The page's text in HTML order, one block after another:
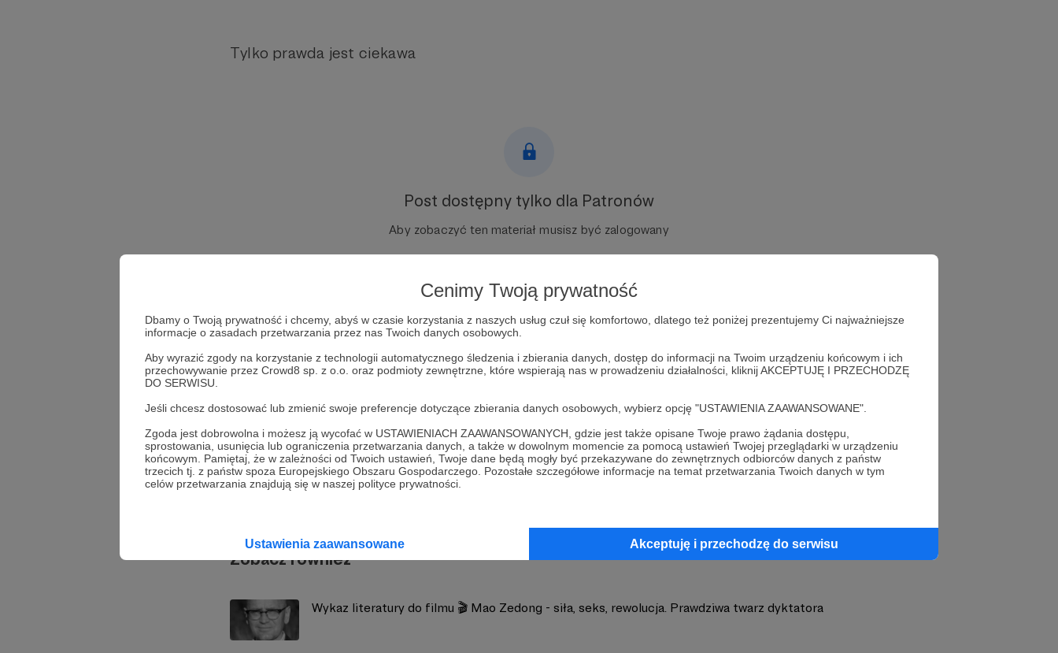
Cenimy Twoją prywatność
Dbamy o Twoją prywatność i chcemy, abyś w czasie korzystania z naszych usług czuł się komfortowo, dlatego też poniżej prezentujemy Ci najważniejsze
informacje o zasadach przetwarzania przez nas Twoich danych osobowych.
Aby wyrazić zgody na korzystanie z technologii automatycznego śledzenia i zbierania danych, dostęp do informacji na Twoim urządzeniu końcowym i ich
przechowywanie przez Crowd8 sp. z o.o. oraz podmioty zewnętrzne, które wspierają nas w prowadzeniu działalności, kliknij AKCEPTUJĘ I PRZECHODZĘ
DO SERWISU.
Jeśli chcesz dostosować lub zmienić swoje preferencje dotyczące zbierania danych osobowych, wybierz opcję "USTAWIENIA ZAAWANSOWANE".
Zgoda jest dobrowolna i możesz ją wycofać w USTAWIENIACH ZAAWANSOWANYCH, gdzie jest także opisane Twoje prawo żądania dostępu,
sprostowania, usunięcia lub ograniczenia przetwarzania danych, a także w dowolnym momencie za pomocą ustawień Twojej przeglądarki w urządzeniu
końcowym. Pamiętaj, że w zależności od Twoich ustawień, Twoje dane będą mogły być przekazywane do zewnętrznych odbiorców danych z państw
trzecich tj. z państw spoza Europejskiego Obszaru Gospodarczego. Pozostałe szczegółowe informacje na temat przetwarzania Twoich danych w tym
celów przetwarzania znajdują się w naszej polityce prywatności.
Ustawienia zaawansowane Akceptuję i przechodzę do serwisu
Tylko prawda jest ciekawa
Post dostępny tylko dla Patronów
Aby zobaczyć ten materiał musisz być zalogowany
#zakazanehistorie
Udostępnij
ZAKAZANE HISTORIE Zobacz profil autora
Zobacz również
Wykaz literatury do filmu 🎬 Mao Zedong - siła, seks, rewolucja. Prawdziwa twarz dyktatora